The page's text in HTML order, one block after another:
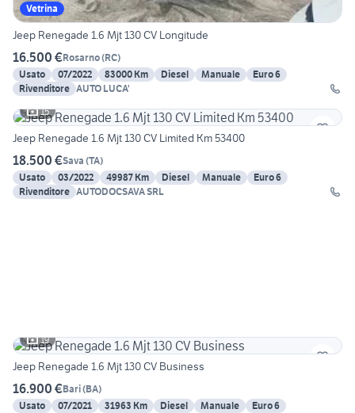
Vetrina
Jeep Renegade 1.6 Mjt 130 CV Longitude
16.500 €Rosarno(RC)
Usato
07/2022 83000 Km Diesel Manuale
Euro 6
Rivenditore AUTO LUCA'
15
Jeep Renegade 1.6 Mjt 130 CV Limited Km 53400
18.500 €Sava (TA)
Usato
03/2022 49987 Km Diesel Manuale
Euro 6
Rivenditore AUTODOCSAVA SRL
19
Jeep Renegade 1.6 Mjt 130 CV Business
16.900 €Bari(BA)
Usato
07/2021 31963 Km Diesel Manuale
Euro 6